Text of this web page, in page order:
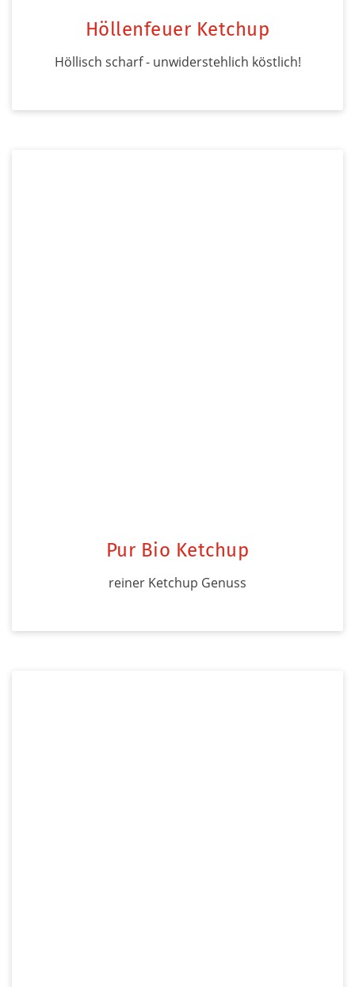
Höllenfeuer Ketchup
Höllisch scharf - unwiderstehlich köstlich!
Pur Bio Ketchup
reiner Ketchup Genuss